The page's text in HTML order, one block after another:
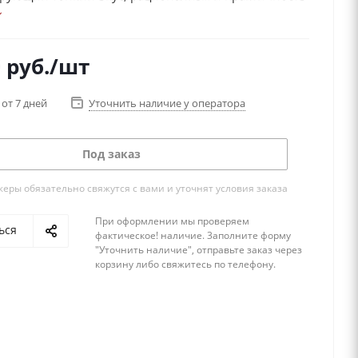
собой очень функциональную и эстетичную
этого подарка, Вы без промаха попадаете
руб./шт
7 дней Уточнить наличие у оператора
Под заказ
обязательно свяжутся с вами и уточнят условия заказа
При оформлении мы проверяем
фактическое! наличие. 3аполните форму
"Уточнить наличие", отправьте заказ через
корзину либо свяжитесь по телефону.